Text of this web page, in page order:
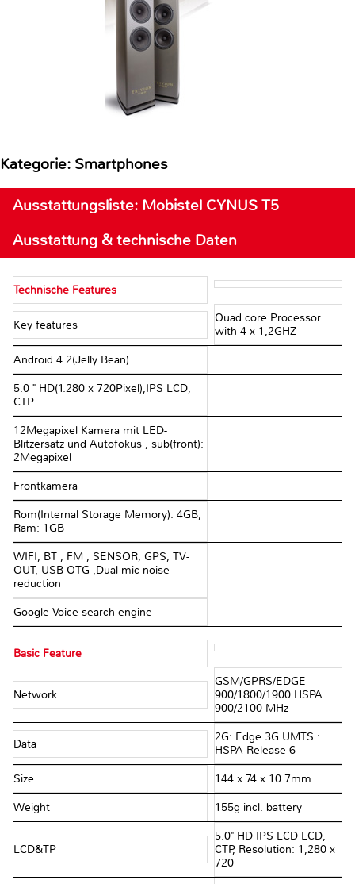
Kategorie: Smartphones
Ausstattungsliste: Mobistel CYNUS T5
Ausstattung & technische Daten
Technische Features
Key features
Quad core Processor
with 4 x 1,2GHZ
Android 4.2(Jelly Bean)
5.0 " HD(1.280 x 720Pixel),IPS LCD,
CTP
12Megapixel Kamera mit LED-
Blitzersatz und Autofokus , sub(front):
2Megapixel
Frontkamera
Rom(Internal Storage Memory): 4GB,
Ram: 1GB
WIFI, BT , FM , SENSOR, GPS, TV-
OUT, USB-OTG ,Dual mic noise
reduction
Google Voice search engine
Basic Feature
Network
GSM/GPRS/EDGE
900/1800/1900 HSPA
900/2100 MHz
Data
2G: Edge 3G UMTS :
HSPA Release 6
Size 144 x 74 x 10.7mm
Weight 155g incl. battery
LCD&TP
5.0" HD IPS LCD LCD,
CTP, Resolution: 1,280 x
720